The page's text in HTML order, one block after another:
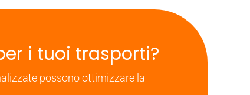
i tuoi trasporti?
possono ottimizzare la